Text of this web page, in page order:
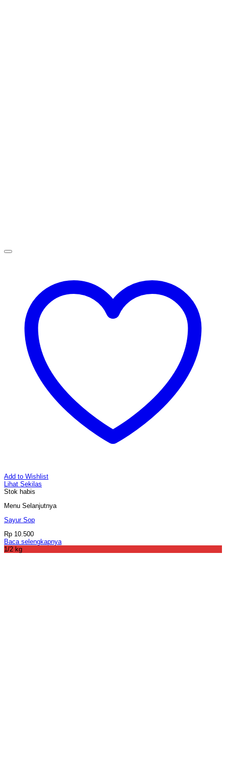
Add to Wishlist
Lihat Sekilas
Stok habis
Menu Selanjutnya
Sayur Sop
Rp 10.500
Baca selengkapnya
1/2 kg